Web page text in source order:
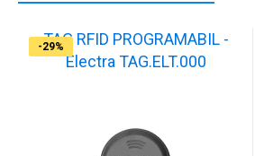
-17%
TAG RFID PROGRAMABIL -
Electra TAG.ELT.000
-17%
-37%
-17%
-17%
-17%
-17%
-17%
-17%
-29%